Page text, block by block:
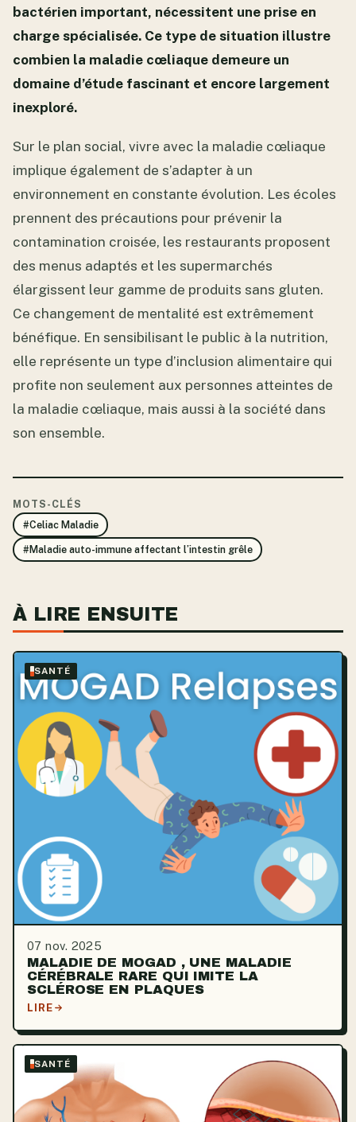
bactérien important, nécessitent une prise en
charge spécialisée. Ce type de situation illustre
combien la maladie cœliaque demeure un
domaine d’étude fascinant et encore largement
inexploré.
Sur le plan social, vivre avec la maladie cœliaque
implique également de s’adapter à un
environnement en constante évolution. Les écoles
prennent des précautions pour prévenir la
contamination croisée, les restaurants proposent
des menus adaptés et les supermarchés
élargissent leur gamme de produits sans gluten.
Ce changement de mentalité est extrêmement
bénéfique. En sensibilisant le public à la nutrition,
elle représente un type d’inclusion alimentaire qui
profite non seulement aux personnes atteintes de
la maladie cœliaque, mais aussi à la société dans
son ensemble.
MOTS-CLÉS
#Celiac Maladie
#Maladie auto-immune affectant l’intestin grêle
À LIRE ENSUITE
SANTÉ
07 nov. 2025
MALADIE DE MOGAD , UNE MALADIE
CÉRÉBRALE RARE QUI IMITE LA
SCLÉROSE EN PLAQUES
LIRE
SANTÉ